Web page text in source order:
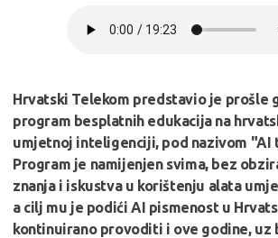
Hrvatski Telekom predstavio je prošle
program besplatnih edukacija na
umjetnoj inteligenciji, pod nazivom "AI
Program je namijenjen svima, bez
znanja i iskustva u korištenju alata
a cilj mu je podići AI pismenost u
kontinuirano provoditi i ove godine, uz